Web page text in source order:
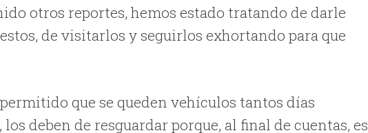
otros reportes, hemos estado tratando de darle
de visitarlos y seguirlos exhortando para que
que se queden vehículos tantos días
deben de resguardar porque, al final de cuentas, es